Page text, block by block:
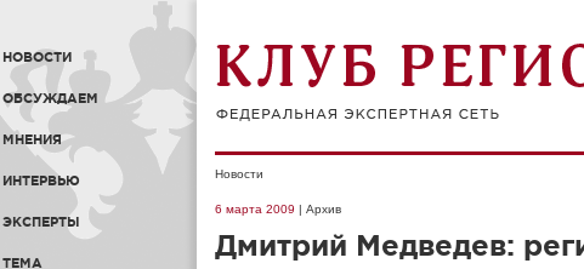
НОВОСТИ
ОБСУЖДАЕМ
МНЕНИЯ
ИНТЕРВЬЮ
ЭКСПЕРТЫ
ТЕМА
Новости
6 марта 2009 | Архив
Дмитрий Медведев: